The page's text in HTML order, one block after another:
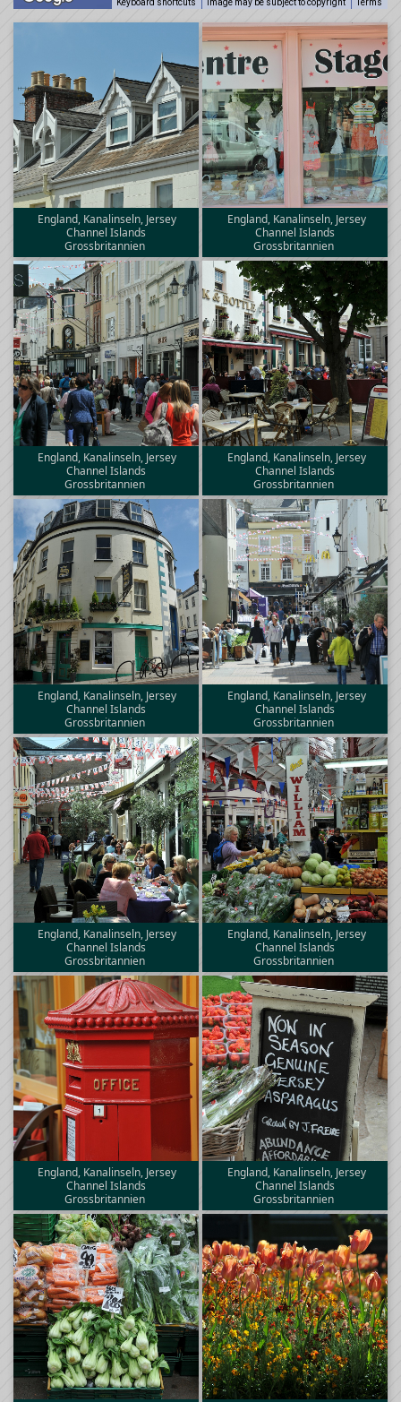
Keyboard shortcuts Image may be subject to copyright Terms
England, Kanalinseln, Jersey
Channel Islands
Grossbritannien
England, Kanalinseln, Jersey
Channel Islands
Grossbritannien
England, Kanalinseln, Jersey
Channel Islands
Grossbritannien
England, Kanalinseln, Jersey
Channel Islands
Grossbritannien
England, Kanalinseln, Jersey
Channel Islands
Grossbritannien
England, Kanalinseln, Jersey
Channel Islands
Grossbritannien
England, Kanalinseln, Jersey
Channel Islands
Grossbritannien
England, Kanalinseln, Jersey
Channel Islands
Grossbritannien
England, Kanalinseln, Jersey
Channel Islands
Grossbritannien
England, Kanalinseln, Jersey
Channel Islands
Grossbritannien